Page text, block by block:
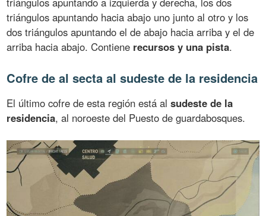
triángulos apuntando hacia abajo uno junto al otro y los
dos triángulos apuntando el de abajo hacia arriba y el de
arriba hacia abajo. Contiene recursos y una pista.
Cofre de al secta al sudeste de la residencia
El último cofre de esta región está alsudeste de la
residencia, al noroeste del Puesto de guardabosques.